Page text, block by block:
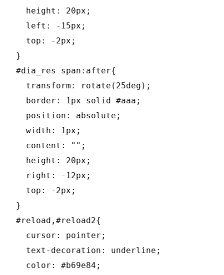
  height: 20px;
  left: -15px;
  top: -2px;
}
#dia_res span:after{
  transform: rotate(25deg);
  border: 1px solid #aaa;
  position: absolute;
  width: 1px;
  content: "";
  height: 20px;
  right: -12px;
  top: -2px;
}
#reload,#reload2{
  cursor: pointer;
  text-decoration: underline;
  color: #b69e84;